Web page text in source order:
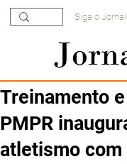
Siga o
Treinamento
PMPR
atletismo com